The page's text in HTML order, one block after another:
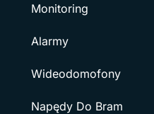
Monitoring
Alarmy
Wideodomofony
Napędy Do Bram